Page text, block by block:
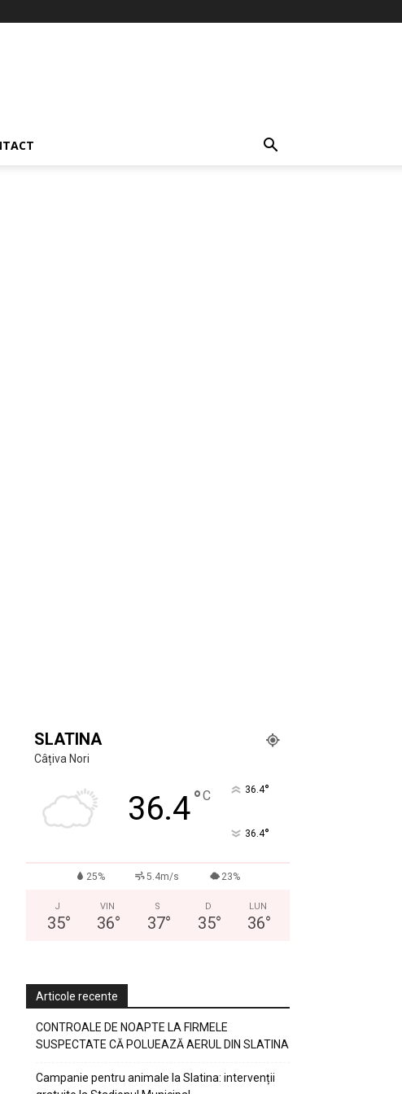
SLATINA
Câțiva Nori
36.4°C 36.4°
36.4°
25% 5.4m/s 23%
J
35°
VIN
36°
S
37°
D
35°
LUN
36°
Articole recente
CONTROALE DE NOAPTE LA FIRMELE
SUSPECTATE CĂ POLUEAZĂ AERUL DIN SLATINA
Campanie pentru animale la Slatina: intervenții